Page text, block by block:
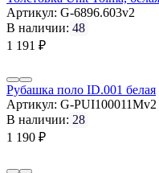
Артикул: G-6896.603v2
В наличии: 48
1 191 ₽
Рубашка поло ID.001 белая
Артикул: G-PUI100011Mv2
В наличии: 28
1 190 ₽